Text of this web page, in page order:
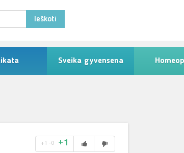
Ieškoti
Sveika gyvensena
+1 -0 +1